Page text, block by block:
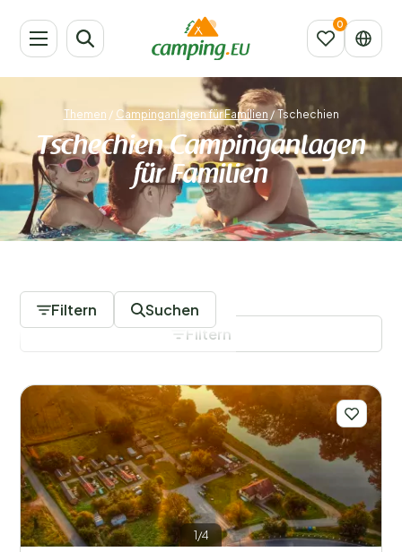
Themen / Campinganlagen für Familien /Tschechien
Tschechien Campinganlagen
für Familien
Filtern Suchen
Regionen
Filtern
1/4